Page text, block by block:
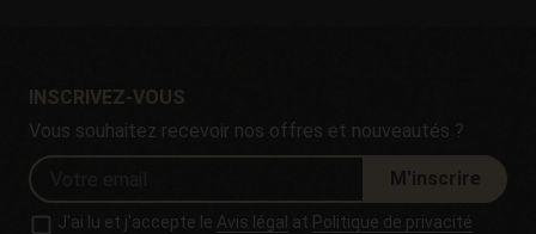
INSCRIVEZ-VOUS
Vous souhaitez recevoir nos offres et nouveautés ?
M'inscrire
J'ai lu et j'accepte le Avis légal at Politique de privacité